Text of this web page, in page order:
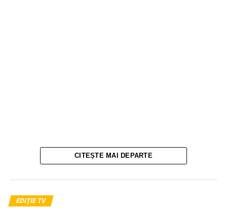
CITEȘTE MAI DEPARTE
EDIȚIE TV